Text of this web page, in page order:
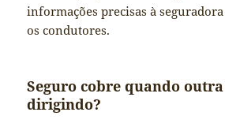
informações precisas à
os condutores.
Seguro cobre quando
dirigindo?